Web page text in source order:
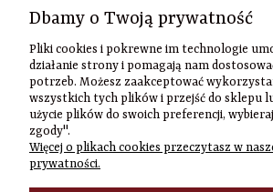
Dbamy o Twoją prywatność
Pliki cookies i pokrewne im technologie
działanie strony i pomagają nam
potrzeb. Możesz zaakceptować
wszystkich tych plików i przejść do sklepu
użycie plików do swoich preferencji,
zgody".
Więcej o plikach cookies przeczytasz w
prywatności.